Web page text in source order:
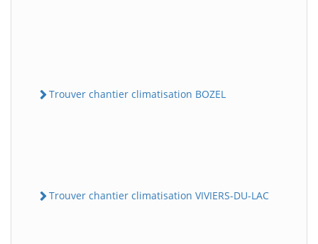
Trouver chantier climatisation BOZEL
Trouver chantier climatisation VIVIERS-DU-LAC